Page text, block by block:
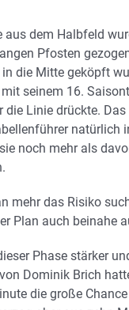
aus dem Halbfeld
Pfosten
die Mitte geköpft
seinem 16.
die Linie drückte.
natürlich
noch mehr als
mehr das Risiko
Plan auch beinahe
Phase stärker
Dominik Brich
die große